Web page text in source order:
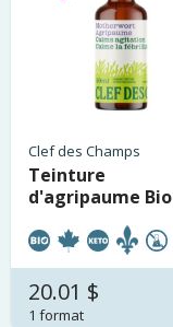
Clef des Champs
Teinture
d'agripaume Bio
20.01 $
1 format